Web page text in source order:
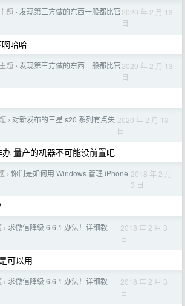
题 › 发现第三方做的东西一般都比官2020 年 2 月 13
日
哈哈
题 › 发现第三方做的东西一般都比官2020 年 2 月 13
日
› 对新发布的三星 s20 系列有点失 2020 年 2 月 13
日
量产的机器不可能没前置吧
› 你们是如何用 Windows 管理 iPhone 2018 年 2 月
3 日
› 求微信降级 6.6.1 办法！详细教
2018 年 2 月 3
日
可以用
› 求微信降级 6.6.1 办法！详细教
2018 年 2 月 3
日